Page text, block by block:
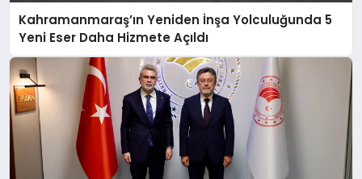
Kahramanmaraş’ın Yeniden İnşa Yolculuğunda 5
Yeni Eser Daha Hizmete Açıldı